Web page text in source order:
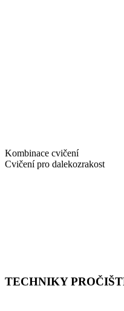
Kombinace cvičení
Cvičení pro dalekozrakost
TECHNIKY